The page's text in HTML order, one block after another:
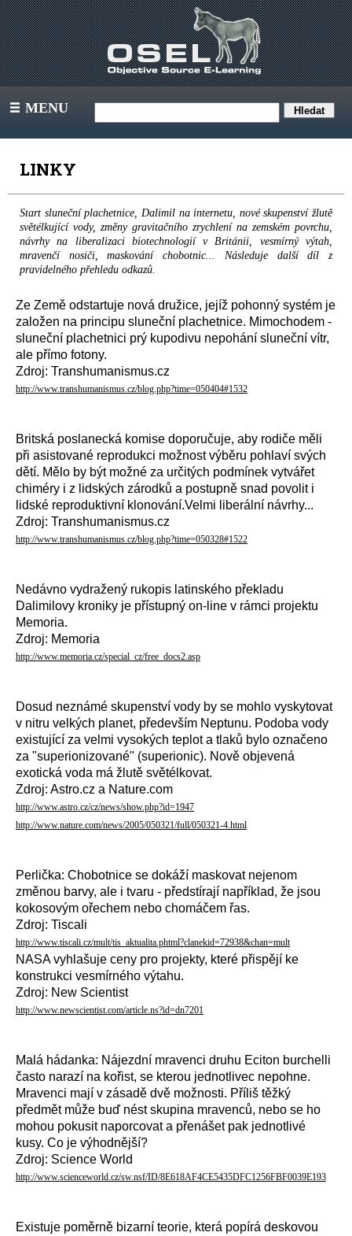
III MENU
LINKY
Start sluneční plachetnice, Dalimil na internetu, nové skupenství žlutě
světélkující vody, změny gravitačního zrychlení na zemském povrchu,
návrhy na liberalizaci biotechnologií v Británii, vesmírný výtah,
mravenčí nosiči, maskování chobotnic... Následuje další díl z
pravidelného přehledu odkazů.
Ze Země odstartuje nová družice, jejíž pohonný systém je
založen na principu sluneční plachetnice. Mimochodem -
sluneční plachetnici prý kupodivu nepohání sluneční vítr,
ale přímo fotony.
Zdroj: Transhumanismus.cz
http://www.transhumanismus.cz/blog.php?time=050404#1532
Britská poslanecká komise doporučuje, aby rodiče měli
při asistované reprodukci možnost výběru pohlaví svých
dětí. Mělo by být možné za určitých podmínek vytvářet
chiméry i z lidských zárodků a postupně snad povolit i
lidské reproduktivní klonování.Velmi liberální návrhy...
Zdroj: Transhumanismus.cz
http://www.transhumanismus.cz/blog.php?time=050328#1522
Nedávno vydražený rukopis latinského překladu
Dalimilovy kroniky je přístupný on-line v rámci projektu
Memoria.
Zdroj: Memoria
http://www.memoria.cz/special_cz/free_docs2.asp
Dosud neznámé skupenství vody by se mohlo vyskytovat
v nitru velkých planet, především Neptunu. Podoba vody
existující za velmi vysokých teplot a tlaků bylo označeno
za "superionizované" (superionic). Nově objevená
exotická voda má žlutě světélkovat.
Zdroj: Astro.cz a Nature.com
http://www.astro.cz/cz/news/show.php?id=1947
http://www.nature.com/news/2005/050321/full/050321-4.html
Perlička: Chobotnice se dokáží maskovat nejenom
změnou barvy, ale i tvaru - předstírají například, že jsou
kokosovým ořechem nebo chomáčem řas.
Zdroj: Tiscali
http://www.tiscali.cz/mult/tis_aktualita.phtml?clanekid=72938&chan=mult
NASA vyhlašuje ceny pro projekty, které přispějí ke
konstrukci vesmírného výtahu.
Zdroj: New Scientist
http://www.newscientist.com/article.ns?id=dn7201
Malá hádanka: Nájezdní mravenci druhu Eciton burchelli
často narazí na kořist, se kterou jednotlivec nepohne.
Mravenci mají v zásadě dvě možnosti. Příliš těžký
předmět může buď nést skupina mravenců, nebo se ho
mohou pokusit naporcovat a přenášet pak jednotlivé
kusy. Co je výhodnější?
Zdroj: Science World
http://www.scienceworld.cz/sw.nsf/ID/8E618AF4CE5435DFC1256FBF0039E193
Existuje poměrně bizarní teorie, která popírá deskovou